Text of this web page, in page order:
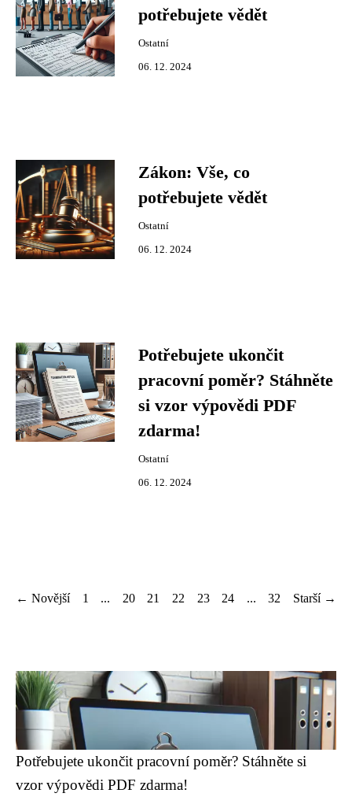
potřebujete vědět
Ostatní
06. 12. 2024
Zákon: Vše, co
potřebujete vědět
Ostatní
06. 12. 2024
Potřebujete ukončit
pracovní poměr? Stáhněte
si vzor výpovědi PDF
zdarma!
Ostatní
06. 12. 2024
← Novější 1 ... 20 21 22 23 24 ... 32 Starší →
Potřebujete ukončit pracovní poměr? Stáhněte si
vzor výpovědi PDF zdarma!